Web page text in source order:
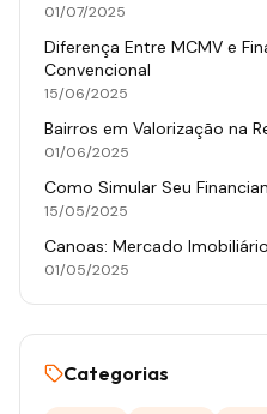
01/07/2025
Diferença Entre MCMV e
Convencional
15/06/2025
Bairros em Valorização na
01/06/2025
Como Simular Seu
15/05/2025
Canoas: Mercado
01/05/2025
Categorias